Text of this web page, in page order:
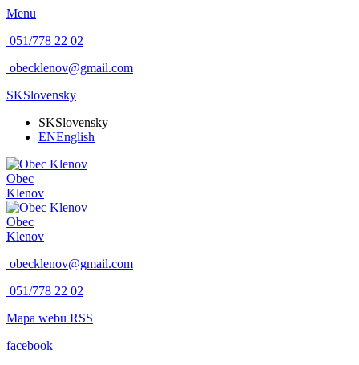
Menu
051/778 22 02
obecklenov@gmail.com
SKSlovensky
SKSlovensky
ENEnglish
Obec
Klenov
Obec
Klenov
obecklenov@gmail.com
051/778 22 02
Mapa webu RSS
facebook